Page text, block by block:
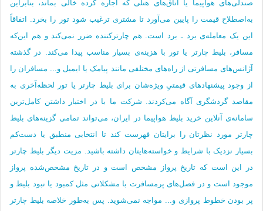
صندلی‌های هواپیما یا اتاق‌های هتلی که اجاره کرده خالی بماند، بنابراین
به‌اصطلاح قیمت را پایین می‌آورد تا مشتری ترغیب شود تور را بخرد. اتفاقاً
این یک معامله‌ی برد ـ برد است. هم چارترکننده ضرر نمی‌کند و هم این‌که
مسافر، بلیط چارتر یا تور با هزینه‌ی بسیار مناسب پیدا می‌کند. در گذشته
آژانس‌های مسافرتی از راه‌های مختلفی مانند پیامک یا ایمیل و... مسافران را
از وجود پیشنهادهای قیمتیِ ویژه‌شان برای بلیط چارتر یا تور لحظه‌آخری به
مقاصد گردشگری آگاه می‌کردند. شرکت ما با در اختیار داشتن کامل‌ترین
سامانه‌ی آنلاین خرید بلیط هواپیما در ایران، می‌تواند تمامی گزینه‌های بلیط
چارتر مورد نظرتان را برایتان فهرست کند تا انتخابی منطبق یا دست‌کم
بسیار نزدیک با شرایط و خواسته‌هایتان داشته باشید. مزیت دیگر بلیط چارتر
در این است که تاریخ پرواز مشخص است و در تاریخ مشخص‌شده پرواز
موجود است و در فصل‌های پرمسافرت با مشکلاتی مثل کمبود یا نبود بلیط و
پر بودن خطوط پروازی و... مواجه نمی‌شوید. پس به‌طور خلاصه بلیط چارتر